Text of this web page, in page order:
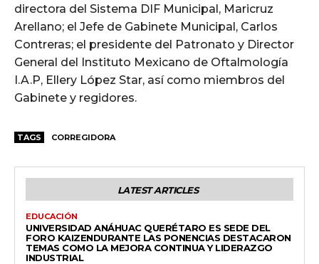
directora del Sistema DIF Municipal, Maricruz
Arellano; el Jefe de Gabinete Municipal, Carlos
Contreras; el presidente del Patronato y Director
General del Instituto Mexicano de Oftalmología
I.A.P, Ellery López Star, así como miembros del
Gabinete y regidores.
TAGS CORREGIDORA
LATEST ARTICLES
EDUCACIÓN
UNIVERSIDAD ANÁHUAC QUERÉTARO ES SEDE DEL
FORO KAIZENDURANTE LAS PONENCIAS DESTACARON
TEMAS COMO LA MEJORA CONTINUA Y LIDERAZGO
INDUSTRIAL